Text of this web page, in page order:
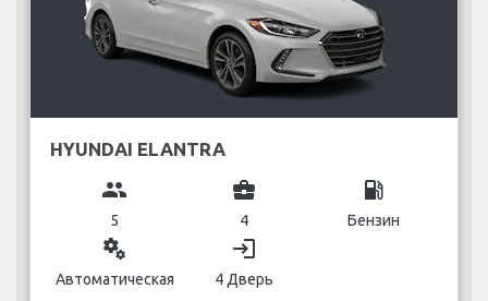
HYUNDAI ELANTRA
group
5
business_center
4
local_gas_station
Бензин
miscellaneous_services
Автоматическая
login
4 Дверь